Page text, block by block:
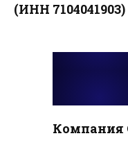
(ИНН 7104041903)